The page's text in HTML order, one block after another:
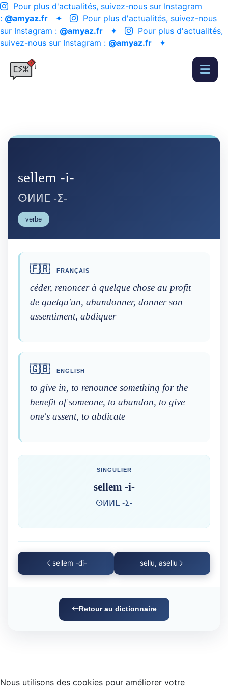
Pour plus d'actualités, suivez-nous sur Instagram
: @amyaz.fr ✦
Pour plus d'actualités, suivez-nous
sur Instagram : @amyaz.fr ✦
Pour plus d'actualités,
suivez-nous sur Instagram : @amyaz.fr ✦
sellem -i-
ⵙⵍⵍⵎ -ⵉ-
verbe
🇫🇷 FRANÇAIS
céder, renoncer à quelque chose au profit
de quelqu'un, abandonner, donner son
assentiment, abdiquer
🇬🇧 ENGLISH
to give in, to renounce something for the
benefit of someone, to abandon, to give
one's assent, to abdicate
SINGULIER
sellem -i-
ⵙⵍⵍⵎ -ⵉ-
sellem -di- sellu, asellu
Retour au dictionnaire
Nous utilisons des cookies pour améliorer votre